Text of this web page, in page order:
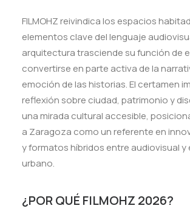
FILMOHZ reivindica los espacios
elementos clave del lenguaje
arquitectura trasciende su función de
convertirse en parte activa de la
emoción de las historias. El certamen
reflexión sobre ciudad, patrimonio y
una mirada cultural accesible,
a Zaragoza como un referente en
y formatos híbridos entre audiovisual
urbano.
¿POR QUÉ FILMOHZ 2026?